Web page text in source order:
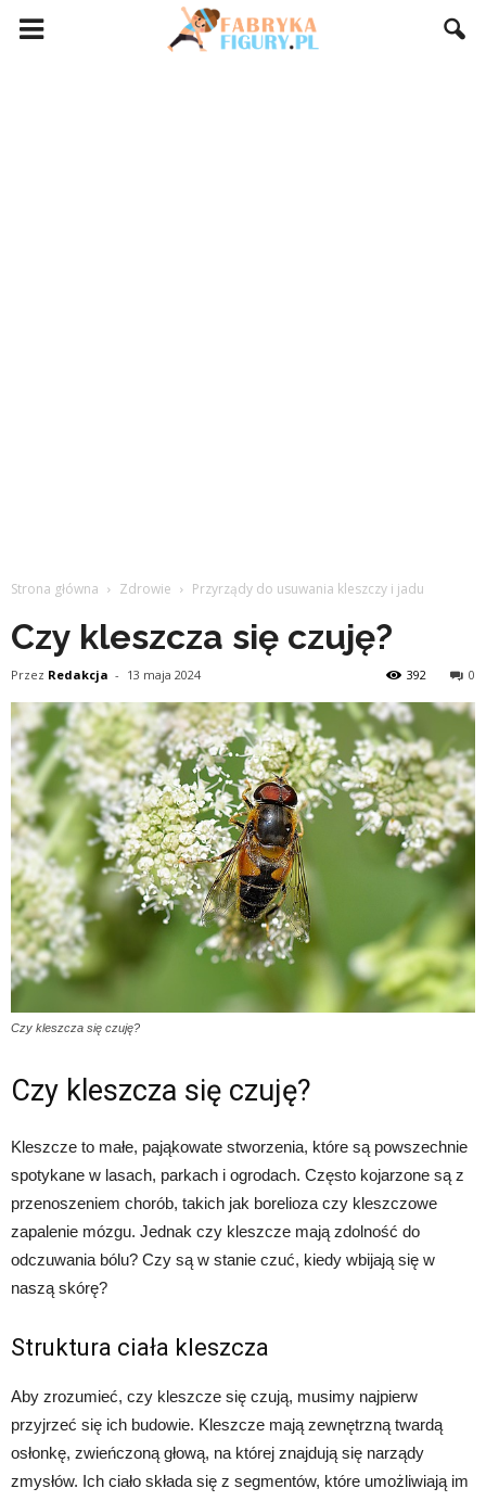
Strona główna Zdrowie Przyrządy do usuwania kleszczy i jadu
Czy kleszcza się czuję?
Przez Redakcja - 13 maja 2024 0
392
Czy kleszcza się czuję?
Czy kleszcza się czuję?
Kleszcze to małe, pająkowate stworzenia, które są powszechnie
spotykane w lasach, parkach i ogrodach. Często kojarzone są z
przenoszeniem chorób, takich jak borelioza czy kleszczowe
zapalenie mózgu. Jednak czy kleszcze mają zdolność do
odczuwania bólu? Czy są w stanie czuć, kiedy wbijają się w
naszą skórę?
Struktura ciała kleszcza
Aby zrozumieć, czy kleszcze się czują, musimy najpierw
przyjrzeć się ich budowie. Kleszcze mają zewnętrzną twardą
osłonkę, zwieńczoną głową, na której znajdują się narządy
zmysłów. Ich ciało składa się z segmentów, które umożliwiają im